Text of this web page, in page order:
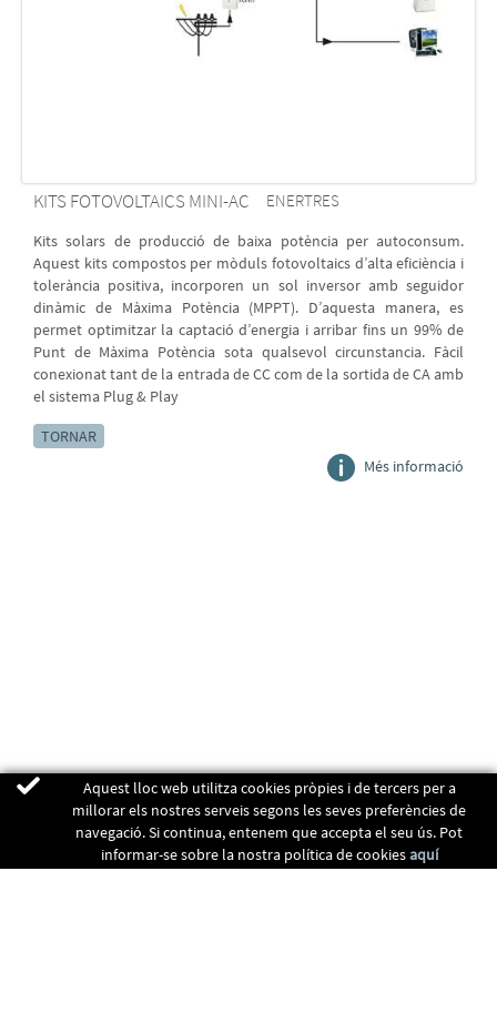
KITS FOTOVOLTAICS MINI-AC ENERTRES
Kits solars de producció de baixa potència per autoconsum.
Aquest kits compostos per mòduls fotovoltaics d’alta eficiència i
tolerància positiva, incorporen un sol inversor amb seguidor
dinàmic de Màxima Potència (MPPT). D’aquesta manera, es
permet optimitzar la captació d’energia i arribar fins un 99% de
Punt de Màxima Potència sota qualsevol circunstancia. Fàcil
conexionat tant de la entrada de CC com de la sortida de CA amb
el sistema Plug & Play
TORNAR
Més informació
Aquest lloc web utilitza cookies pròpies i de tercers per a
millorar els nostres serveis segons les seves preferències de
navegació. Si continua, entenem que accepta el seu ús. Pot
informar-se sobre la nostra política de cookies aquí